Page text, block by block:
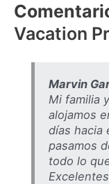
Vacation
Marvin
Mi familia
alojamos
días hacia
pasamos
todo lo